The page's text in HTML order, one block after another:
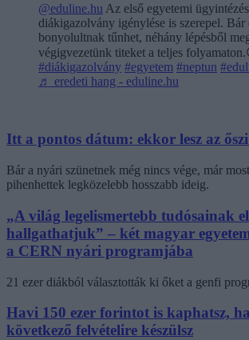
@eduline.hu Az első egyetemi
diákigazolvány igénylése is szerepel. Bár
bonyolultnak tűnhet, néhány lépésből
végigvezetünk titeket a teljes
#diákigazolvány #egyetem #neptun
♬ eredeti hang - eduline.hu
Itt a pontos dátum: ekkor lesz az
Bár a nyári szünetnek még nincs vége, már
pihenhettek legközelebb hosszabb ideig.
„A világ legelismertebb tudósainak
hallgathatjuk” – két magyar
a CERN nyári programjába
21 ezer diákból választották ki őket a genfi
Havi 150 ezer forintot is kaphatsz,
következő felvételire készülsz